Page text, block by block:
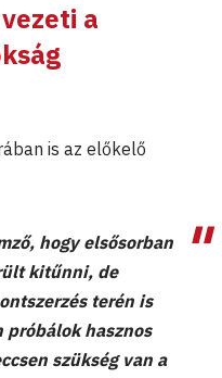
a
is az előkelő
hogy elsősorban
kitűnni, de
terén is
hasznos
szükség van a